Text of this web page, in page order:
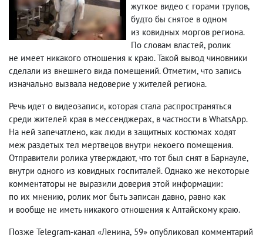
жуткое видео с горами трупов,
будто бы снятое в одном
из ковидных моргов региона.
По словам властей, ролик
не имеет никакого отношения к краю. Такой вывод чиновники
сделали из внешнего вида помещений. Отметим, что запись
изначально вызвала недоверие у жителей региона.
Речь идет о видеозаписи, которая стала распространяться
среди жителей края в мессенджерах, в частности в WhatsApp.
На ней запечатлено, как люди в защитных костюмах ходят
меж раздетых тел мертвецов внутри некоего помещения.
Отправители ролика утверждают, что тот был снят в Барнауле,
внутри одного из ковидных госпиталей. Однако же некоторые
комментаторы не выразили доверия этой информации:
по их мнению, ролик мог быть записан давно, равно как
и вообще не иметь никакого отношения к Алтайскому краю.
Позже Telegram-канал «Ленина, 59» опубликовал комментарий